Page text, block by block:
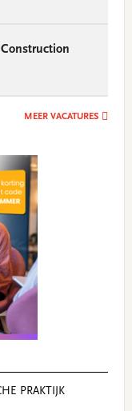
MEER VACATURES
PRAKTIJK